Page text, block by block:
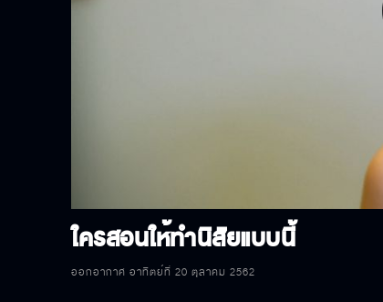
ใครสอนให้ทำนิสัยแบบนี้
ออกอากาศ อาทิตย์ที่ 20 ตุลาคม 2562